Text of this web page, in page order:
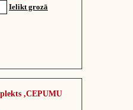
Ielikt grozā
,CEPUMU